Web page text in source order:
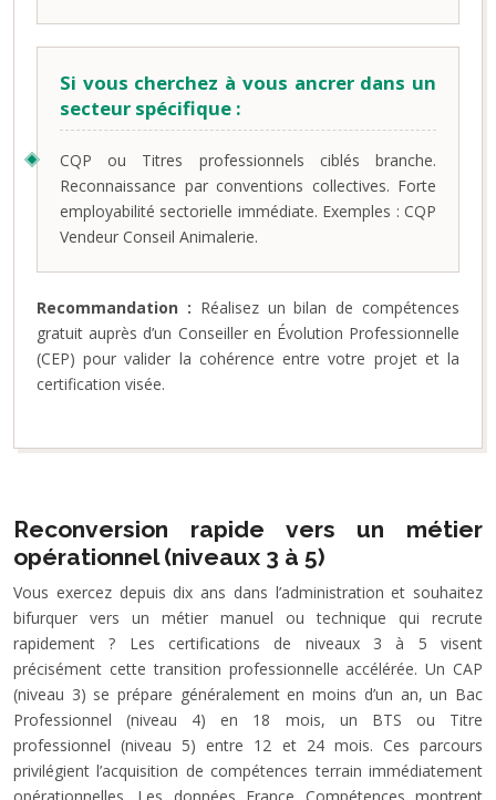
Si vous cherchez à vous ancrer dans un
secteur spécifique :
CQP ou Titres professionnels ciblés branche.
Reconnaissance par conventions collectives. Forte
employabilité sectorielle immédiate. Exemples : CQP
Vendeur Conseil Animalerie.
Recommandation : Réalisez un bilan de compétences
gratuit auprès d’un Conseiller en Évolution Professionnelle
(CEP) pour valider la cohérence entre votre projet et la
certification visée.
Reconversion rapide vers un métier
opérationnel (niveaux 3 à 5)
Vous exercez depuis dix ans dans l’administration et souhaitez
bifurquer vers un métier manuel ou technique qui recrute
rapidement ? Les certifications de niveaux 3 à 5 visent
précisément cette transition professionnelle accélérée. Un CAP
(niveau 3) se prépare généralement en moins d’un an, un Bac
Professionnel (niveau 4) en 18 mois, un BTS ou Titre
professionnel (niveau 5) entre 12 et 24 mois. Ces parcours
privilégient l’acquisition de compétences terrain immédiatement